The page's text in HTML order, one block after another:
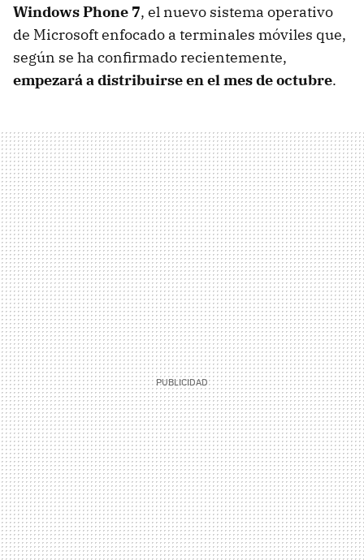
Windows Phone 7, el nuevo sistema operativo
de Microsoft enfocado a terminales móviles que,
según se ha confirmado recientemente,
empezará a distribuirse en el mes de octubre.